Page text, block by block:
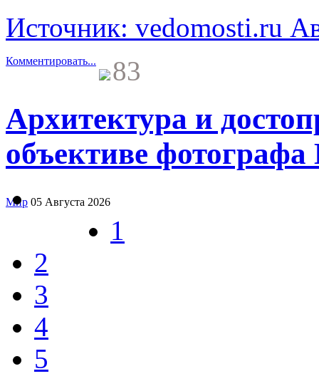
Источник: vedomosti.ru
Комментировать... 83
Архитектура и
объективе
Мир 05 Августа 2026
1
2
3
4
5